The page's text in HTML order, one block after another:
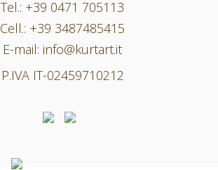
Tel.: +39 0471 705113
Cell.: +39 3487485415
E-mail: info@kurtart.it
P.IVA IT-02459710212